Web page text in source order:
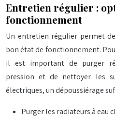
Entretien régulier :
fonctionnement
Un entretien régulier permet
bon état de fonctionnement.
il est important de purger
pression et de nettoyer les
électriques, un dépoussiérage
Purger les radiateurs à eau